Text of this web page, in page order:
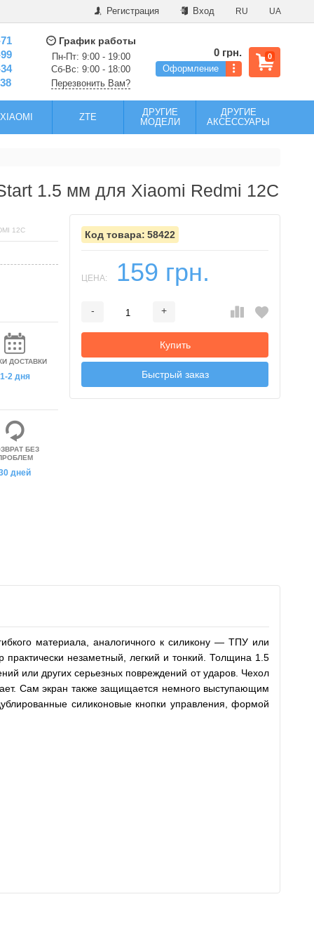
Регистрация Вход RU UA
График работы
Пн-Пт: 9:00 - 19:00
Сб-Вс: 9:00 - 18:00
Перезвонить Вам?
0
0 грн.
Оформление
XIAOMI ZTE
ДРУГИЕ
МОДЕЛИ
ДРУГИЕ
АКСЕССУАРЫ
1.5 мм для Xiaomi Redmi 12C
58422
ЦЕНА: 159 грн.
- +
Купить
Быстрый заказ
12C
ДОСТАВКИ
1-2 дня
БЕЗ
дней
материала, аналогичного к силикону — ТПУ или
незаметный, легкий и тонкий. Толщина 1.5
или других серьезных повреждений от ударов. Чехол
Сам экран также защищается немного выступающим
силиконовые кнопки управления, формой